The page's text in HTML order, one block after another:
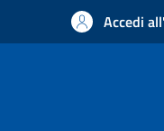
Accedi